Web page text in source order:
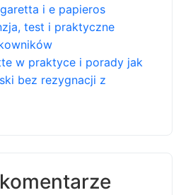
i e papieros
test i praktyczne
w praktyce i porady jak
bez rezygnacji z